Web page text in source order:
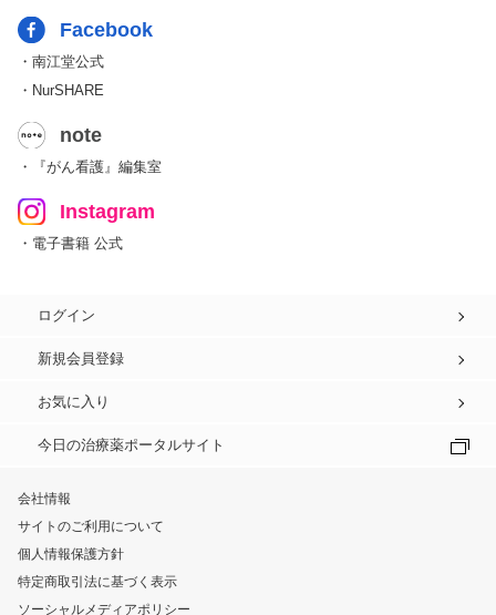
Facebook
・南江堂公式
・NurSHARE
note
・『がん看護』編集室
Instagram
・電子書籍 公式
ログイン
新規会員登録
お気に入り
今日の治療薬ポータルサイト
会社情報
サイトのご利用について
個人情報保護方針
特定商取引法に基づく表示
ソーシャルメディアポリシー